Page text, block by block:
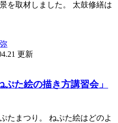
を取材しました。 太鼓修繕は
更新
た絵の描き方講習会」
たまつり。 ねぷた絵はどのよ